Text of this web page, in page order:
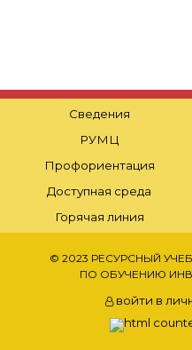
Сведения
РУМЦ
Профориентация
Доступная среда
Горячая линия
© 2023 РЕСУРСНЫЙ
ПО ОБУЧЕНИЮ
войти в